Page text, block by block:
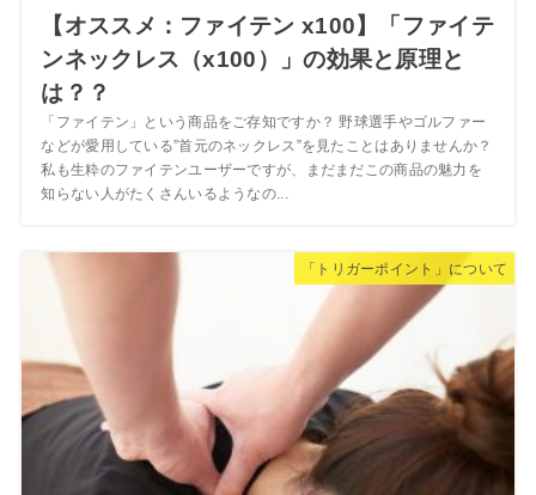
【オススメ：ファイテン x100】「ファイテ
ンネックレス（x100）」の効果と原理と
は？？
「ファイテン」という商品をご存知ですか？ 野球選手やゴルファー
などが愛用している”首元のネックレス”を見たことはありませんか？
私も生粋のファイテンユーザーですが、まだまだこの商品の魅力を
知らない人がたくさんいるようなの...
「トリガーポイント」について